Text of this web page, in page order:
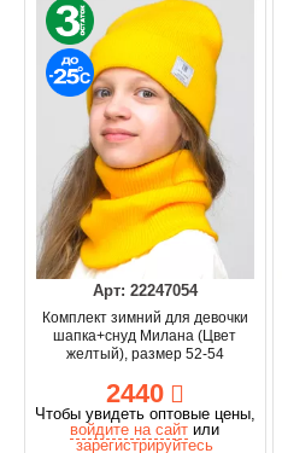
Арт: 22247054
Комплект зимний для девочки
шапка+снуд Милана (Цвет
желтый), размер 52-54
2440
Чтобы увидеть оптовые цены,
войдите на сайт или
зарегистрируйтесь